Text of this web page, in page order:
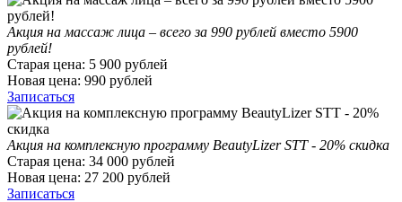
Акция на массаж лица – всего за 990 рублей вместо 5900
рублей!
Старая цена: 5 900 рублей
Новая цена: 990 рублей
Записаться
Акция на комплексную программу BeautyLizer STT - 20% скидка
Старая цена: 34 000 рублей
Новая цена: 27 200 рублей
Записаться